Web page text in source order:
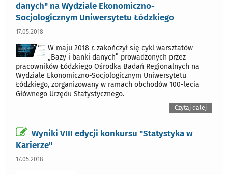
danych" na Wydziale Ekonomiczno-
Socjologicznym Uniwersytetu Łódzkiego
17.05.2018
W maju 2018 r. zakończył się cykl warsztatów
„Bazy i banki danych” prowadzonych przez
pracowników Łódzkiego Ośrodka Badań Regionalnych na
Wydziale Ekonomiczno-Socjologicznym Uniwersytetu
Łódzkiego, zorganizowany w ramach obchodów 100-lecia
Głównego Urzędu Statystycznego.
Czytaj dalej
Wyniki VIII edycji konkursu "Statystyka w
Karierze"
17.05.2018